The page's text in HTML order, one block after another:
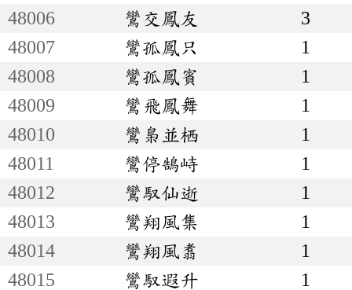
48006
鸞交鳳友
3
48007
鸞孤鳳只
1
48008
鸞孤鳳賓
1
48009
鸞飛鳳舞
1
48010
鸞梟並栖
1
48011
鸞停鵠峙
1
48012
鸞馭仙逝
1
48013
鸞翔風集
1
48014
鸞翔風翥
1
48015
鸞馭遐升
1